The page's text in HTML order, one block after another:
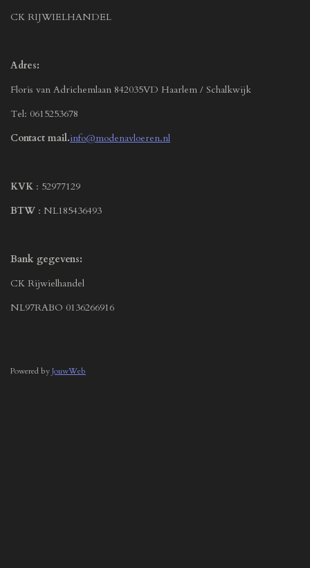
CK RIJWIELHANDEL
Adres:
Floris van Adrichemlaan 842035VD Haarlem / Schalkwijk
Tel: 0615253678
Contact mail.info@modenavloeren.nl
KVK : 52977129
BTW : NL185436493
Bank gegevens:
CK Rijwielhandel
NL97RABO 0136266916
Powered byJouwWeb